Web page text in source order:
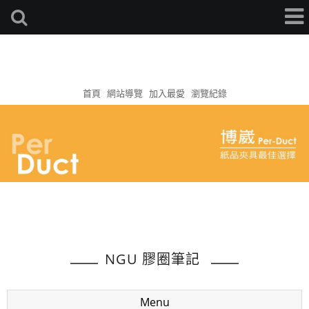
首頁 網站導覽 加入最愛 瀏覽紀錄
NGU 膠圈筆記
Menu